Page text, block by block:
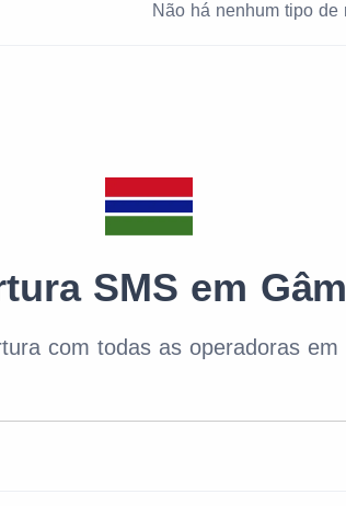
Não há nenhum tipo de
SMS em
com todas as operadoras em